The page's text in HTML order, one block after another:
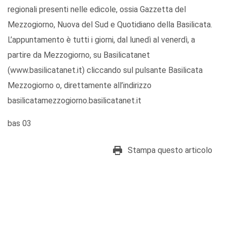
regionali presenti nelle edicole, ossia Gazzetta del
Mezzogiorno, Nuova del Sud e Quotidiano della Basilicata.
L’appuntamento è tutti i giorni, dal lunedì al venerdì, a
partire da Mezzogiorno, su Basilicatanet
(www.basilicatanet.it) cliccando sul pulsante Basilicata
Mezzogiorno o, direttamente all’indirizzo
basilicatamezzogiorno.basilicatanet.it
bas 03
Stampa questo articolo